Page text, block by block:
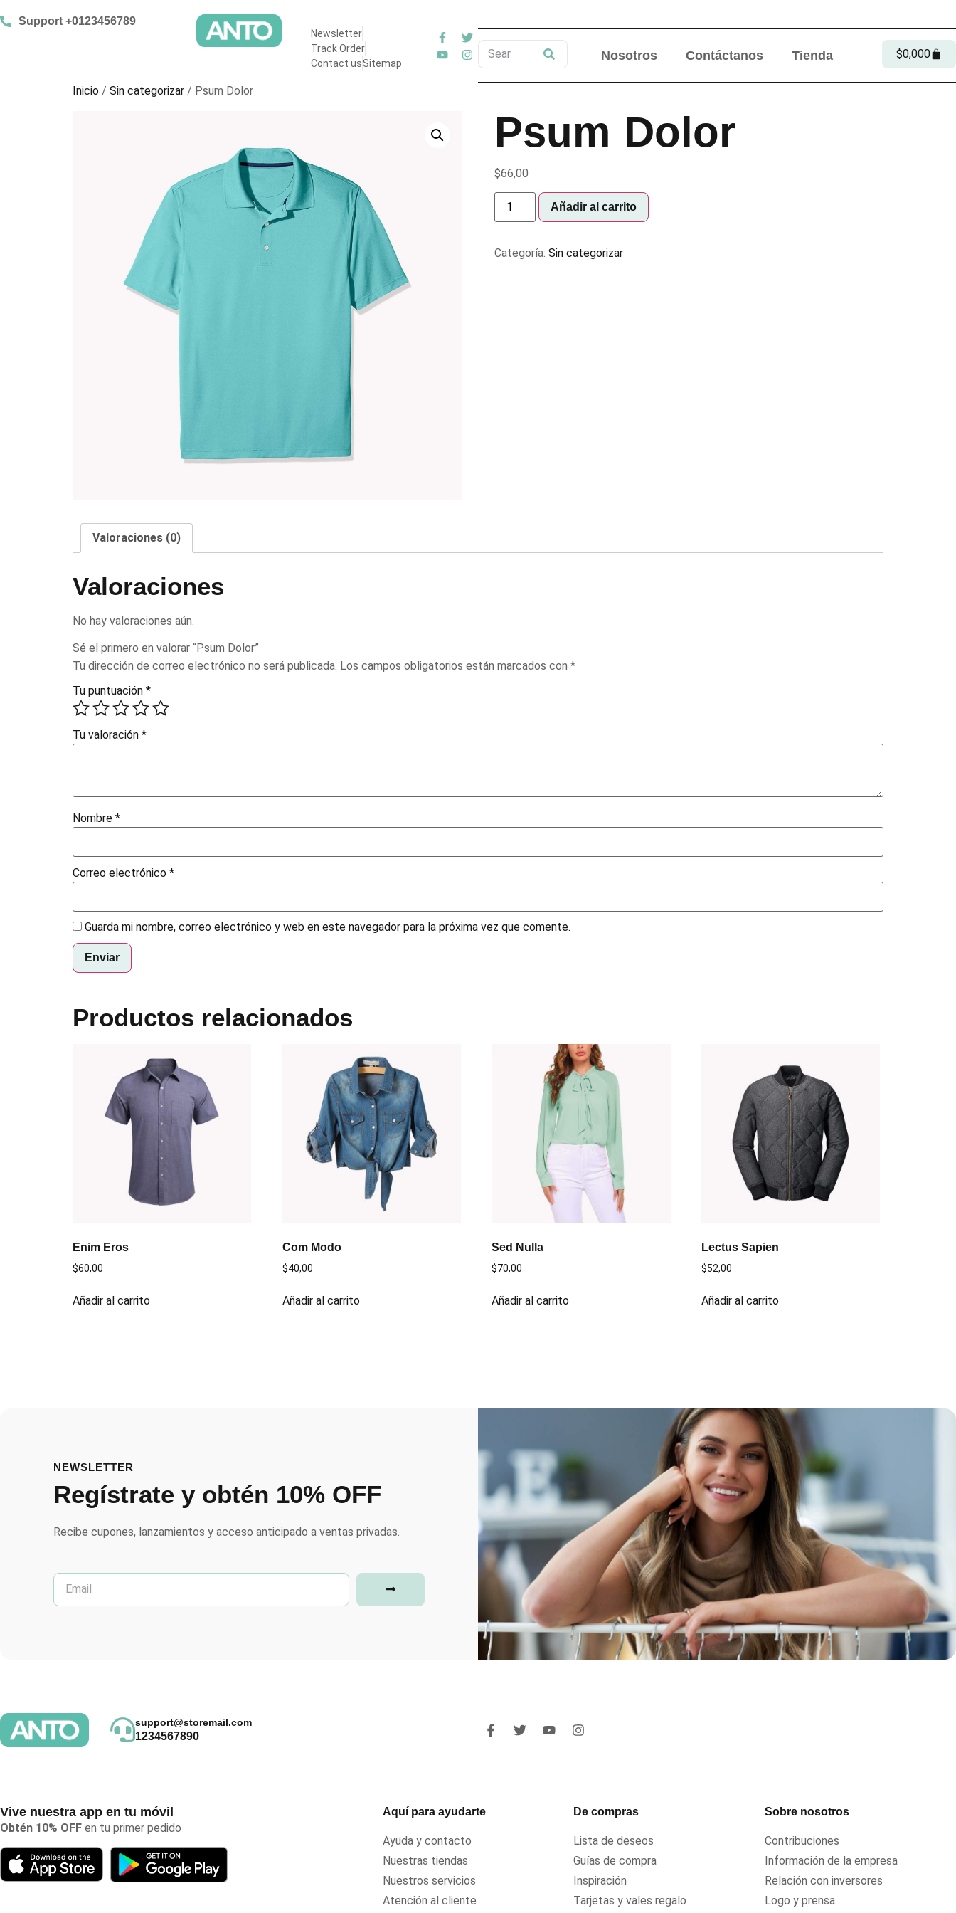
Support +0123456789
Newsletter
Track Order
Contact usSitemap
Nosotros Contáctanos Tienda $0,000
Inicio / Sin categorizar / Psum Dolor
Psum Dolor
$66,00
Añadir al carrito
Categoría: Sin categorizar
Valoraciones (0)
Valoraciones
No hay valoraciones aún.
Sé el primero en valorar “Psum Dolor”
Tu dirección de correo electrónico no será publicada. Los campos obligatorios están marcados con *
Tu puntuación *
Tu valoración *
Nombre *
Correo electrónico *
Guarda mi nombre, correo electrónico y web en este navegador para la próxima vez que comente.
Productos relacionados
Enim Eros
$60,00
Añadir al carrito
Com Modo
$40,00
Añadir al carrito
Sed Nulla
$70,00
Añadir al carrito
Lectus Sapien
$52,00
Añadir al carrito
NEWSLETTER
Regístrate y obtén 10% OFF
Recibe cupones, lanzamientos y acceso anticipado a ventas privadas.
support@storemail.com
1234567890
Vive nuestra app en tu móvil
Obtén 10% OFF en tu primer pedido
Aquí para ayudarte
Ayuda y contacto
Nuestras tiendas
Nuestros servicios
Atención al cliente
De compras
Lista de deseos
Guías de compra
Inspiración
Tarjetas y vales regalo
Sobre nosotros
Contribuciones
Información de la empresa
Relación con inversores
Logo y prensa